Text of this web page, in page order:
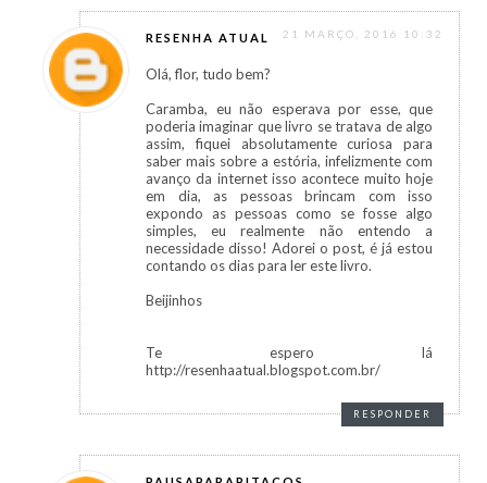
RESENHA ATUAL 21 MARÇO, 2016 10:32
Olá, flor, tudo bem?
Caramba, eu não esperava por esse, que
poderia imaginar que livro se tratava de algo
assim, fiquei absolutamente curiosa para
saber mais sobre a estória, infelizmente com
avanço da internet isso acontece muito hoje
em dia, as pessoas brincam com isso
expondo as pessoas como se fosse algo
simples, eu realmente não entendo a
necessidade disso! Adorei o post, é já estou
contando os dias para ler este livro.
Beijinhos
Te espero lá
http://resenhaatual.blogspot.com.br/
RESPONDER